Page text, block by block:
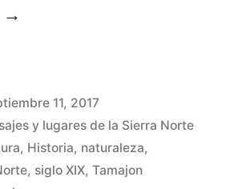
11, 2017
y lugares de la Sierra Norte
, Historia, naturaleza,
, siglo XIX, Tamajon